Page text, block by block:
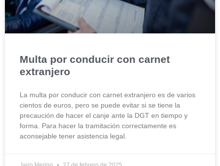
Multa por conducir con carnet
extranjero
La multa por conducir con carnet extranjero es de varios
cientos de euros, pero se puede evitar si se tiene la
precaución de hacer el canje ante la DGT en tiempo y
forma. Para hacer la tramitación correctamente es
aconsejable tener asistencia legal.